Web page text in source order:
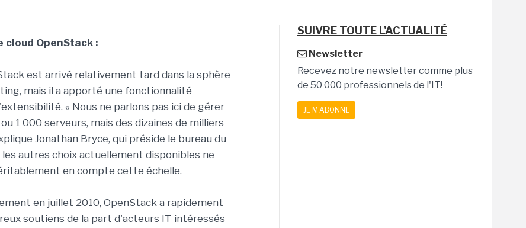
cloud OpenStack :
est arrivé relativement tard dans la sphère
mais il a apporté une fonctionnalité
« Nous ne parlons pas ici de gérer
1 000 serveurs, mais des dizaines de milliers
Jonathan Bryce, qui préside le bureau du
les autres choix actuellement disponibles ne
en compte cette échelle.
en juillet 2010, OpenStack a rapidement
soutiens de la part d'acteurs IT intéressés
SUIVRE TOUTE L'ACTUALITÉ
Newsletter
Recevez notre newsletter comme plus
de 50 000 professionnels de l'IT!
JE M'ABONNE